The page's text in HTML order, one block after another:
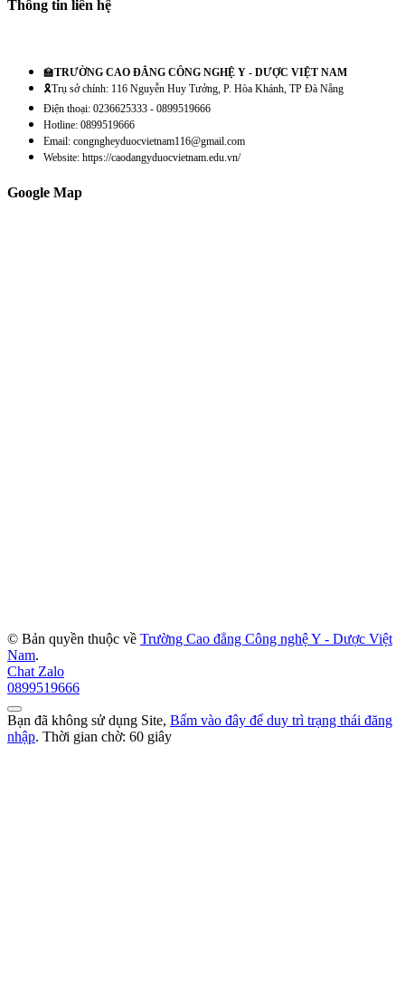
Thông tin liên hệ
🏫TRƯỜNG CAO ĐẲNG CÔNG NGHỆ Y - DƯỢC VIỆT NAM
🎗️Trụ sở chính: 116 Nguyễn Huy Tưởng, P. Hòa Khánh, TP Đà Nẵng
Điện thoại: 0236625333 - 0899519666
Hotline: 0899519666
Email: congngheyduocvietnam116@gmail.com
Website: https://caodangyduocvietnam.edu.vn/
Google Map
© Bản quyền thuộc về Trường Cao đẳng Công nghệ Y - Dược Việt
Nam.
Chat Zalo
0899519666
Bạn đã không sử dụng Site, Bấm vào đây để duy trì trạng thái đăng
nhập. Thời gian chờ: 60 giây